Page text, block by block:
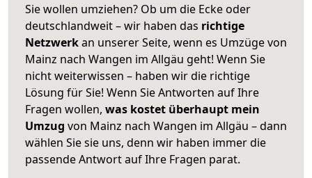
Sie wollen umziehen? Ob um die Ecke oder
deutschlandweit – wir haben das richtige
Netzwerkan unserer Seite, wenn es Umzüge von
Mainz nach Wangen im Allgäu geht! Wenn Sie
nicht weiterwissen – haben wir die richtige
Lösung für Sie! Wenn Sie Antworten auf Ihre
Fragen wollen, was kostet überhaupt mein
Umzug von Mainz nach Wangen im Allgäu – dann
wählen Sie sie uns, denn wir haben immer die
passende Antwort auf Ihre Fragen parat.